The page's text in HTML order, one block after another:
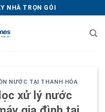
NHÀ TRỌN GÓI
NƯỚC TẠI THANH HÓA
xử lý nước